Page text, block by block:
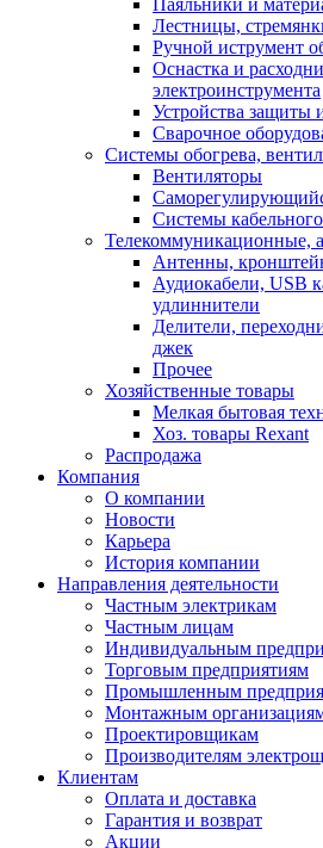
Паяльники и
Лестницы,
Ручной иструмент
Оснастка и
электроинструмента
Устройства защиты
Сварочное
Системы обогрева,
Вентиляторы
Системы
Телекоммуникационные,
Антенны,
Аудиокабели, USB
удлиннители
Делители,
джек
Прочее
Хозяйственные товары
Мелкая бытовая
Хоз. товары Rexant
Распродажа
Компания
О компании
Новости
Карьера
История компании
Направления деятельности
Частным электрикам
Частным лицам
Индивидуальным
Торговым предприятиям
Промышленным
Монтажным
Проектировщикам
Производителям
Клиентам
Оплата и доставка
Гарантия и возврат
Акции